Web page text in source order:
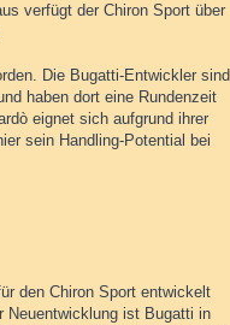
verfügt der Chiron Sport über
Die Bugatti-Entwickler sind
haben dort eine Rundenzeit
eignet sich aufgrund ihrer
sein Handling-Potential bei
den Chiron Sport entwickelt
Neuentwicklung ist Bugatti in